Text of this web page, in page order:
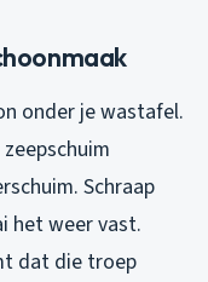
onder je wastafel.
Schraap
het weer vast.
dat die troep